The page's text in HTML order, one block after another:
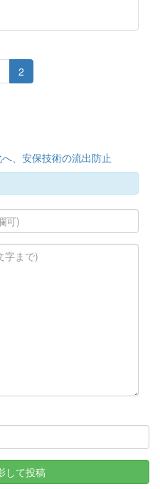
2
、安保技術の流出防止
して投稿